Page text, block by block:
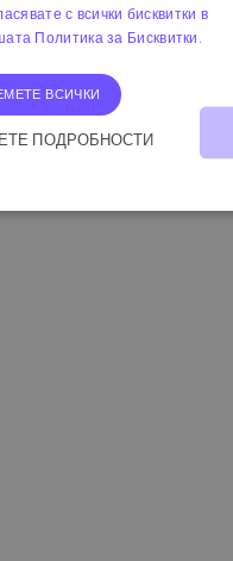
0.00%
с всички бисквитки в
Политика за Бисквитки.
ВСИЧКИ
ПОДРОБНОСТИ